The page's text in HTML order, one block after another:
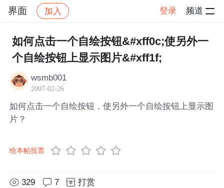
界面 加入 登录 频道
社区 界面 帖子详情
如何点击一个自绘按钮&#xff0c;使另外一
个自绘按钮上显示图片&#xff1f;
wsmb001
2007-02-26
如何点击一个自绘按钮，使另外一个自绘按钮上显示图
片？
给本帖投票
329 7 打赏